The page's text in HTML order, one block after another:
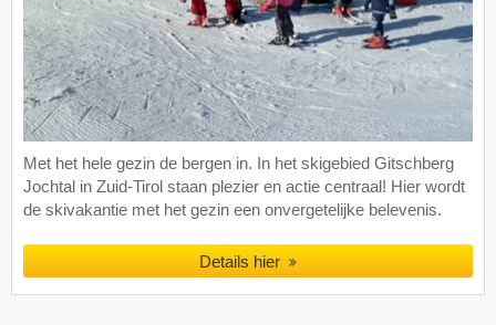
Met het hele gezin de bergen in. In het skigebied Gitschberg
Jochtal in Zuid-Tirol staan plezier en actie centraal! Hier wordt
de skivakantie met het gezin een onvergetelijke belevenis.
Details hier